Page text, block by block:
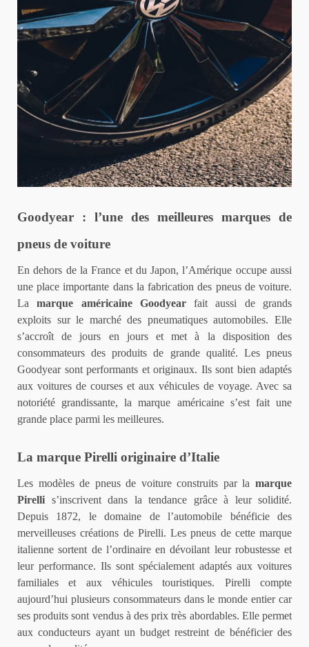
Goodyear : l’une des meilleures marques de
pneus de voiture
En dehors de la France et du Japon, l’Amérique occupe aussi
une place importante dans la fabrication des pneus de voiture.
Lamarque américaine Goodyearfait aussi de grands
exploits sur le marché des pneumatiques automobiles. Elle
s’accroît de jours en jours et met à la disposition des
consommateurs des produits de grande qualité. Les pneus
Goodyear sont performants et originaux. Ils sont bien adaptés
aux voitures de courses et aux véhicules de voyage. Avec sa
notoriété grandissante, la marque américaine s’est fait une
grande place parmi les meilleures.
La marque Pirelli originaire d’Italie
Les modèles de pneus de voiture construits par la marque
Pirelli s’inscrivent dans la tendance grâce à leur solidité.
Depuis 1872, le domaine de l’automobile bénéficie des
merveilleuses créations de Pirelli. Les pneus de cette marque
italienne sortent de l’ordinaire en dévoilant leur robustesse et
leur performance. Ils sont spécialement adaptés aux voitures
familiales et aux véhicules touristiques. Pirelli compte
aujourd’hui plusieurs consommateurs dans le monde entier car
ses produits sont vendus à des prix très abordables. Elle permet
aux conducteurs ayant un budget restreint de bénéficier des